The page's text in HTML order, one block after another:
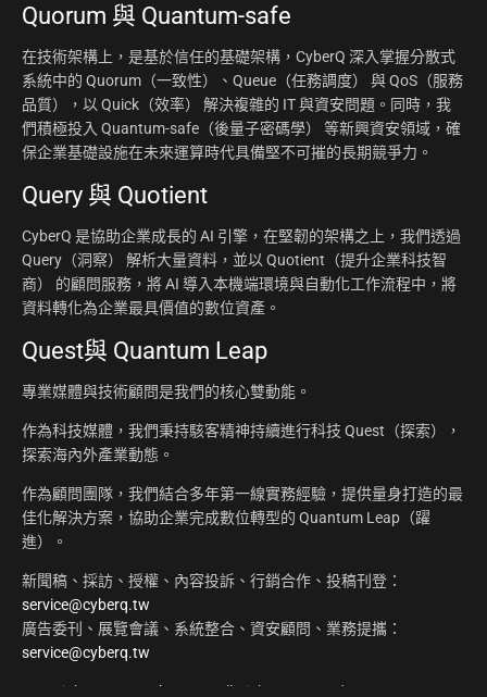
Quorum 與 Quantum-safe
在技術架構上，是基於信任的基礎架構，CyberQ 深入掌握分散式
系統中的 Quorum（一致性）、Queue（任務調度） 與 QoS（服務
品質），以 Quick（效率） 解決複雜的 IT 與資安問題。同時，我
們積極投入 Quantum-safe（後量子密碼學） 等新興資安領域，確
保企業基礎設施在未來運算時代具備堅不可摧的長期競爭力。
Query 與 Quotient
CyberQ 是協助企業成長的 AI 引擎，在堅韌的架構之上，我們透過
Query（洞察） 解析大量資料，並以 Quotient（提升企業科技智
商） 的顧問服務，將 AI 導入本機端環境與自動化工作流程中，將
資料轉化為企業最具價值的數位資產。
Quest與 Quantum Leap
專業媒體與技術顧問是我們的核心雙動能。
作為科技媒體，我們秉持駭客精神持續進行科技 Quest（探索），
探索海內外產業動態。
作為顧問團隊，我們結合多年第一線實務經驗，提供量身打造的最
佳化解決方案，協助企業完成數位轉型的 Quantum Leap（躍
進）。
新聞稿、採訪、授權、內容投訴、行銷合作、投稿刊登：
service@cyberq.tw
廣告委刊、展覽會議、系統整合、資安顧問、業務提攜：
service@cyberq.tw
Copyright ©2026 CyberQ.tw All Rights Reserved.